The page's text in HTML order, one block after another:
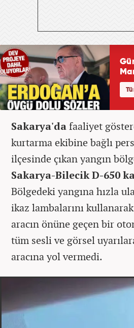
Sakarya'dafaaliyet
kurtarma ekibine bağlı
ilçesinde çıkan yangın
Sakarya-Bilecik D-650
Bölgedeki yangına hızla
ikaz lambalarını
aracın önüne geçen bir
tüm sesli ve görsel
aracına yol vermedi.